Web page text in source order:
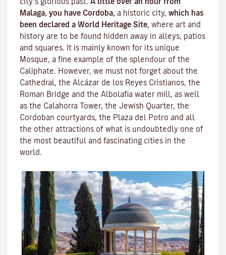
Malaga, you have Cordoba, a historic city, which has
been declared a World Heritage Site, where art and
history are to be found hidden away in alleys, patios
and squares. It is mainly known for its unique
Mosque, a fine example of the splendour of the
Caliphate. However, we must not forget about the
Cathedral, the Alcázar de los Reyes Cristianos, the
Roman Bridge and the Albolafia water mill, as well
as the Calahorra Tower, the Jewish Quarter, the
Cordoban courtyards, the Plaza del Potro and all
the other attractions of what is undoubtedly one of
the most beautiful and fascinating cities in the
world.